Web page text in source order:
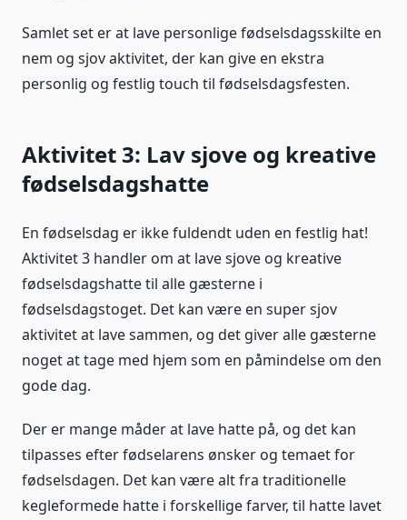
Samlet set er at lave personlige fødselsdagsskilte en
nem og sjov aktivitet, der kan give en ekstra
personlig og festlig touch til fødselsdagsfesten.
Aktivitet 3: Lav sjove og kreative
fødselsdagshatte
En fødselsdag er ikke fuldendt uden en festlig hat!
Aktivitet 3 handler om at lave sjove og kreative
fødselsdagshatte til alle gæsterne i
fødselsdagstoget. Det kan være en super sjov
aktivitet at lave sammen, og det giver alle gæsterne
noget at tage med hjem som en påmindelse om den
gode dag.
Der er mange måder at lave hatte på, og det kan
tilpasses efter fødselarens ønsker og temaet for
fødselsdagen. Det kan være alt fra traditionelle
kegleformede hatte i forskellige farver, til hatte lavet